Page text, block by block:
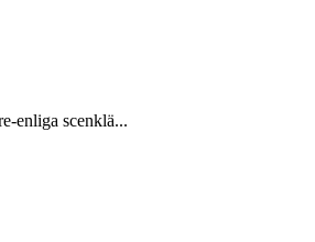
enliga scenklä...